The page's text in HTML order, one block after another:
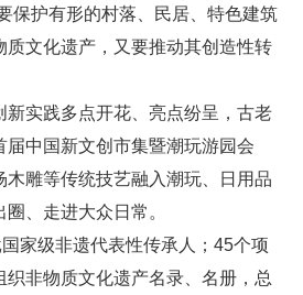
保护有形的村落、民居、特色建筑
质文化遗产，又要推动其创造性转
新实践多点开花、亮点纷呈，古老
届中国新文创市集暨潮玩游园会
木雕等传统技艺融入潮玩、日用品
、走进大众日常。
家级非遗代表性传承人；45个项
织非物质文化遗产名录、名册，总